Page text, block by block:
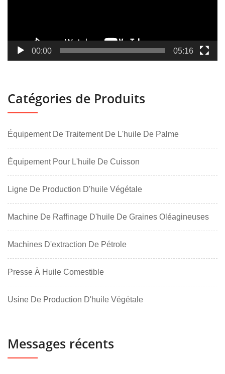
00:00 05:16
Catégories de Produits
Équipement De Traitement De L'huile De Palme
Équipement Pour L'huile De Cuisson
Ligne De Production D'huile Végétale
Machine De Raffinage D'huile De Graines Oléagineuses
Machines D'extraction De Pétrole
Presse À Huile Comestible
Usine De Production D'huile Végétale
Messages récents